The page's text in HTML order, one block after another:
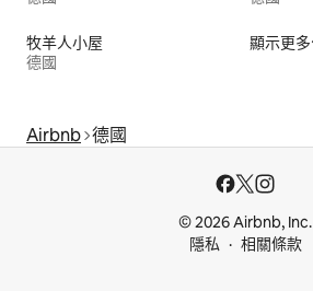
牧羊人小屋
德國
顯示更多
Airbnb 德國
© 2026 Airbnb, Inc.
隱私
相關條款